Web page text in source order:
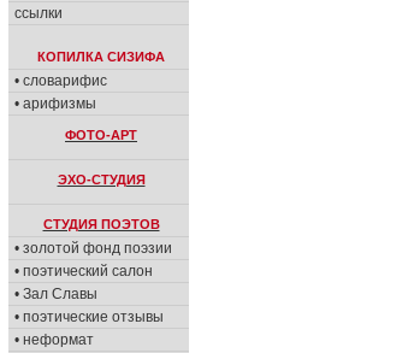
ссылки
КОПИЛКА СИЗИФА
• словарифис
• арифизмы
ФОТО-АРТ
ЭХО-СТУДИЯ
СТУДИЯ ПОЭТОВ
• золотой фонд поэзии
• поэтический салон
• Зал Славы
• поэтические отзывы
• неформат